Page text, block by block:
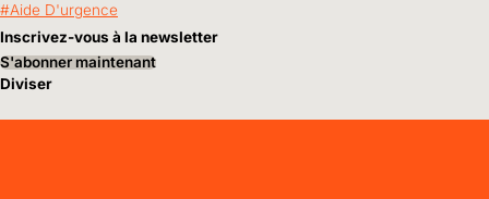
Aide D'urgence
Inscrivez-vous à la newsletter
S'abonner maintenant
Diviser